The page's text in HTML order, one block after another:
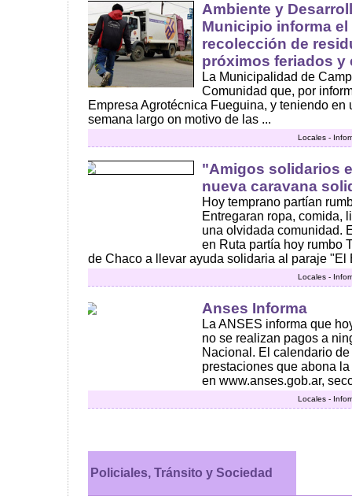
Ambiente y
Municipio informa
recolección de
próximos feriados y
La Municipalidad de
Comunidad que, por
Empresa Agrotécnica Fueguina, y teniendo en
semana largo on motivo de las ...
Locales -
"Amigos solidarios
nueva caravana
Hoy temprano partían
Entregaran ropa, comida,
una olvidada comunidad.
en Ruta partía hoy rumbo
de Chaco a llevar ayuda solidaria al paraje "El
Locales -
Anses Informa
La ANSES informa que
no se realizan pagos a
Nacional. El calendario
prestaciones que abona
en www.anses.gob.ar,
Locales -
Policiales, Tránsito y Sociedad